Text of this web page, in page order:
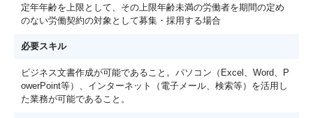
定年年齢を上限として、その上限年齢未満の労働者を期間の定め
のない労働契約の対象として募集・採用する場合
必要スキル
ビジネス文書作成が可能であること。パソコン（Excel、Word、P
owerPoint等）、インターネット（電子メール、検索等）を活用し
た業務が可能であること。